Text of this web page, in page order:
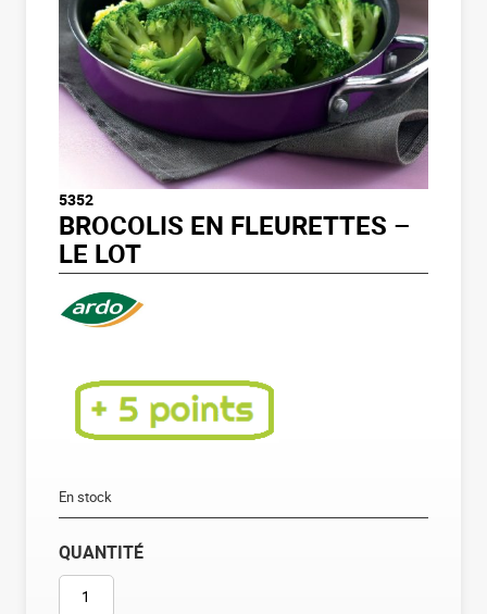
5352
BROCOLIS EN FLEURETTES –
LE LOT
En stock
QUANTITÉ
QUANTITÉ DE BROCOLIS EN FLEURETTES - LE LOT